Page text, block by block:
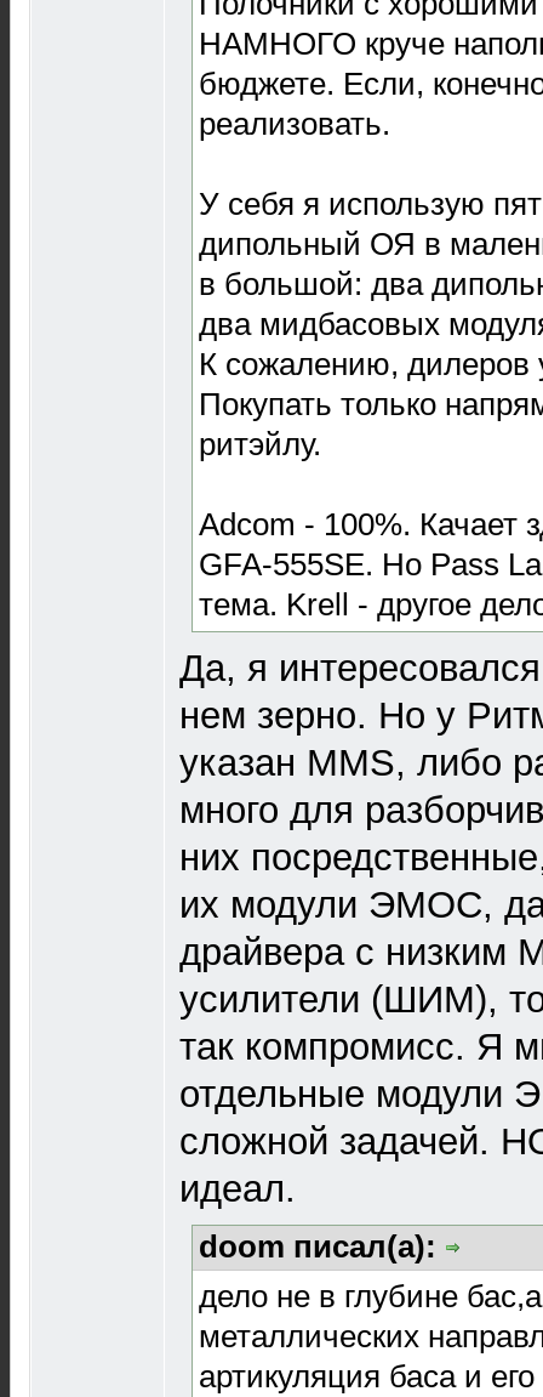
НАМНОГО круче
бюджете. Если,
реализовать.
У себя я использую
дипольный ОЯ в
в большой: два
два мидбасовых
К сожалению, дилеров
Покупать только
ритэйлу.
Adcom - 100%. Качает
GFA-555SE. Но Pass
тема. Krell - другое
Да, я
нем зерно. Но у
указан MMS, либо
много для
них
их модули ЭМОС,
драйвера с низким
усилители (ШИМ),
так компромисс. Я
отдельные модули
сложной задачей.
идеал.
doom писал(а):
дело не в глубине
металлических
артикуляция баса и